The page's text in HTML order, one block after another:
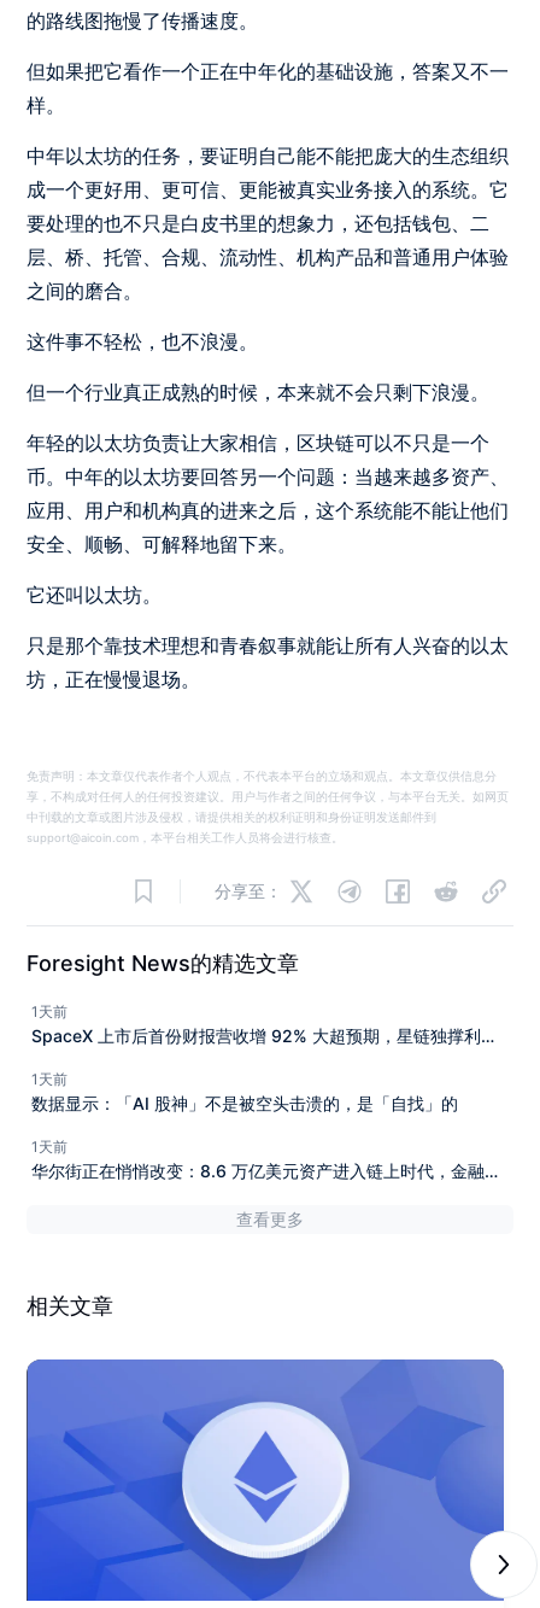
的路线图拖慢了传播速度。
但如果把它看作一个正在中年化的基础设施，答案又不一
样。
中年以太坊的任务，要证明自己能不能把庞大的生态组织
成一个更好用、更可信、更能被真实业务接入的系统。它
要处理的也不只是白皮书里的想象力，还包括钱包、二
层、桥、托管、合规、流动性、机构产品和普通用户体验
之间的磨合。
这件事不轻松，也不浪漫。
但一个行业真正成熟的时候，本来就不会只剩下浪漫。
年轻的以太坊负责让大家相信，区块链可以不只是一个
币。中年的以太坊要回答另一个问题：当越来越多资产、
应用、用户和机构真的进来之后，这个系统能不能让他们
安全、顺畅、可解释地留下来。
它还叫以太坊。
只是那个靠技术理想和青春叙事就能让所有人兴奋的以太
坊，正在慢慢退场。
免责声明：本文章仅代表作者个人观点，不代表本平台的立场和观点。本文章仅供信息分
享，不构成对任何人的任何投资建议。用户与作者之间的任何争议，与本平台无关。如网页
中刊载的文章或图片涉及侵权，请提供相关的权利证明和身份证明发送邮件到
support@aicoin.com，本平台相关工作人员将会进行核查。
分享至：
Foresight News的精选文章
1天前
SpaceX 上市后首份财报营收增 92% 大超预期，星链独撑利
1天前
数据显示：「AI 股神」不是被空头击溃的，是「自找」的
1天前
华尔街正在悄悄改变：8.6 万亿美元资产进入链上时代，金融基
查看更多
相关文章